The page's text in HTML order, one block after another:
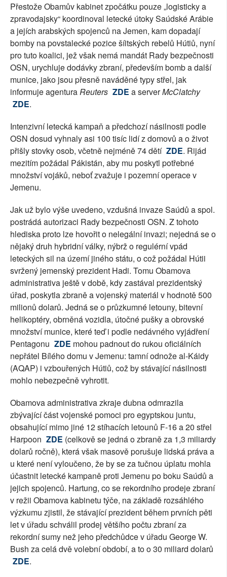
Přestože Obamův kabinet zpočátku pouze „logisticky a
zpravodajsky“ koordinoval letecké útoky Saúdské Arábie
a jejích arabských spojenců na Jemen, kam dopadají
bomby na povstalecké pozice šíitských rebelů Hútiů, nyní
pro tuto koalici, jež však nemá mandát Rady bezpečnosti
OSN, urychluje dodávky zbraní, především bomb a další
munice, jako jsou přesně naváděné typy střel, jak
informuje agenturaReuters ZDE a serverMcClatchy
ZDE.
Intenzivní letecká kampaň a předchozí násilnosti podle
OSN dosud vyhnaly asi 100 tisíc lidí z domovů a o život
přišly stovky osob, včetně nejméně 74 dětí ZDE. Rijád
mezitím požádal Pákistán, aby mu poskytl potřebné
množství vojáků, neboť zvažuje i pozemní operace v
Jemenu.
Jak už bylo výše uvedeno, vzdušná invaze Saúdů a spol.
postrádá autorizaci Rady bezpečnosti OSN. Z tohoto
hlediska proto lze hovořit o nelegální invazi; nejedná se o
nějaký druh hybridní války, nýbrž o regulérní vpád
leteckých sil na území jiného státu, o což požádal Hútii
svržený jemenský prezident Hadi. Tomu Obamova
administrativa ještě v době, kdy zastával prezidentský
úřad, poskytla zbraně a vojenský materiál v hodnotě 500
milionů dolarů. Jedná se o průzkumné letouny, bitevní
helikoptéry, obrněná vozidla, útočné pušky a obrovské
množství munice, které teď i podle nedávného vyjádření
Pentagonu ZDE mohou padnout do rukou oficiálních
nepřátel Bílého domu v Jemenu: tamní odnože al-Káidy
(AQAP) i vzbouřených Hútiů, což by stávající násilnosti
mohlo nebezpečně vyhrotit.
Obamova administrativa zkraje dubna odmrazila
zbývající část vojenské pomoci pro egyptskou juntu,
obsahující mimo jiné 12 stíhacích letounů F-16 a 20 střel
Harpoon ZDE (celkově se jedná o zbraně za 1,3 miliardy
dolarů ročně), která však masově porušuje lidská práva a
u které není vyloučeno, že by se za tučnou úplatu mohla
účastnit letecké kampaně proti Jemenu po boku Saúdů a
jejich spojenců. Hartung, co se rekordního prodeje zbraní
v režii Obamova kabinetu týče, na základě rozsáhlého
výzkumu zjistil, že stávající prezident během prvních pěti
let v úřadu schválil prodej většího počtu zbraní za
rekordní sumy než jeho předchůdce v úřadu George W.
Bush za celá dvě volební období, a to o 30 miliard dolarů
ZDE.